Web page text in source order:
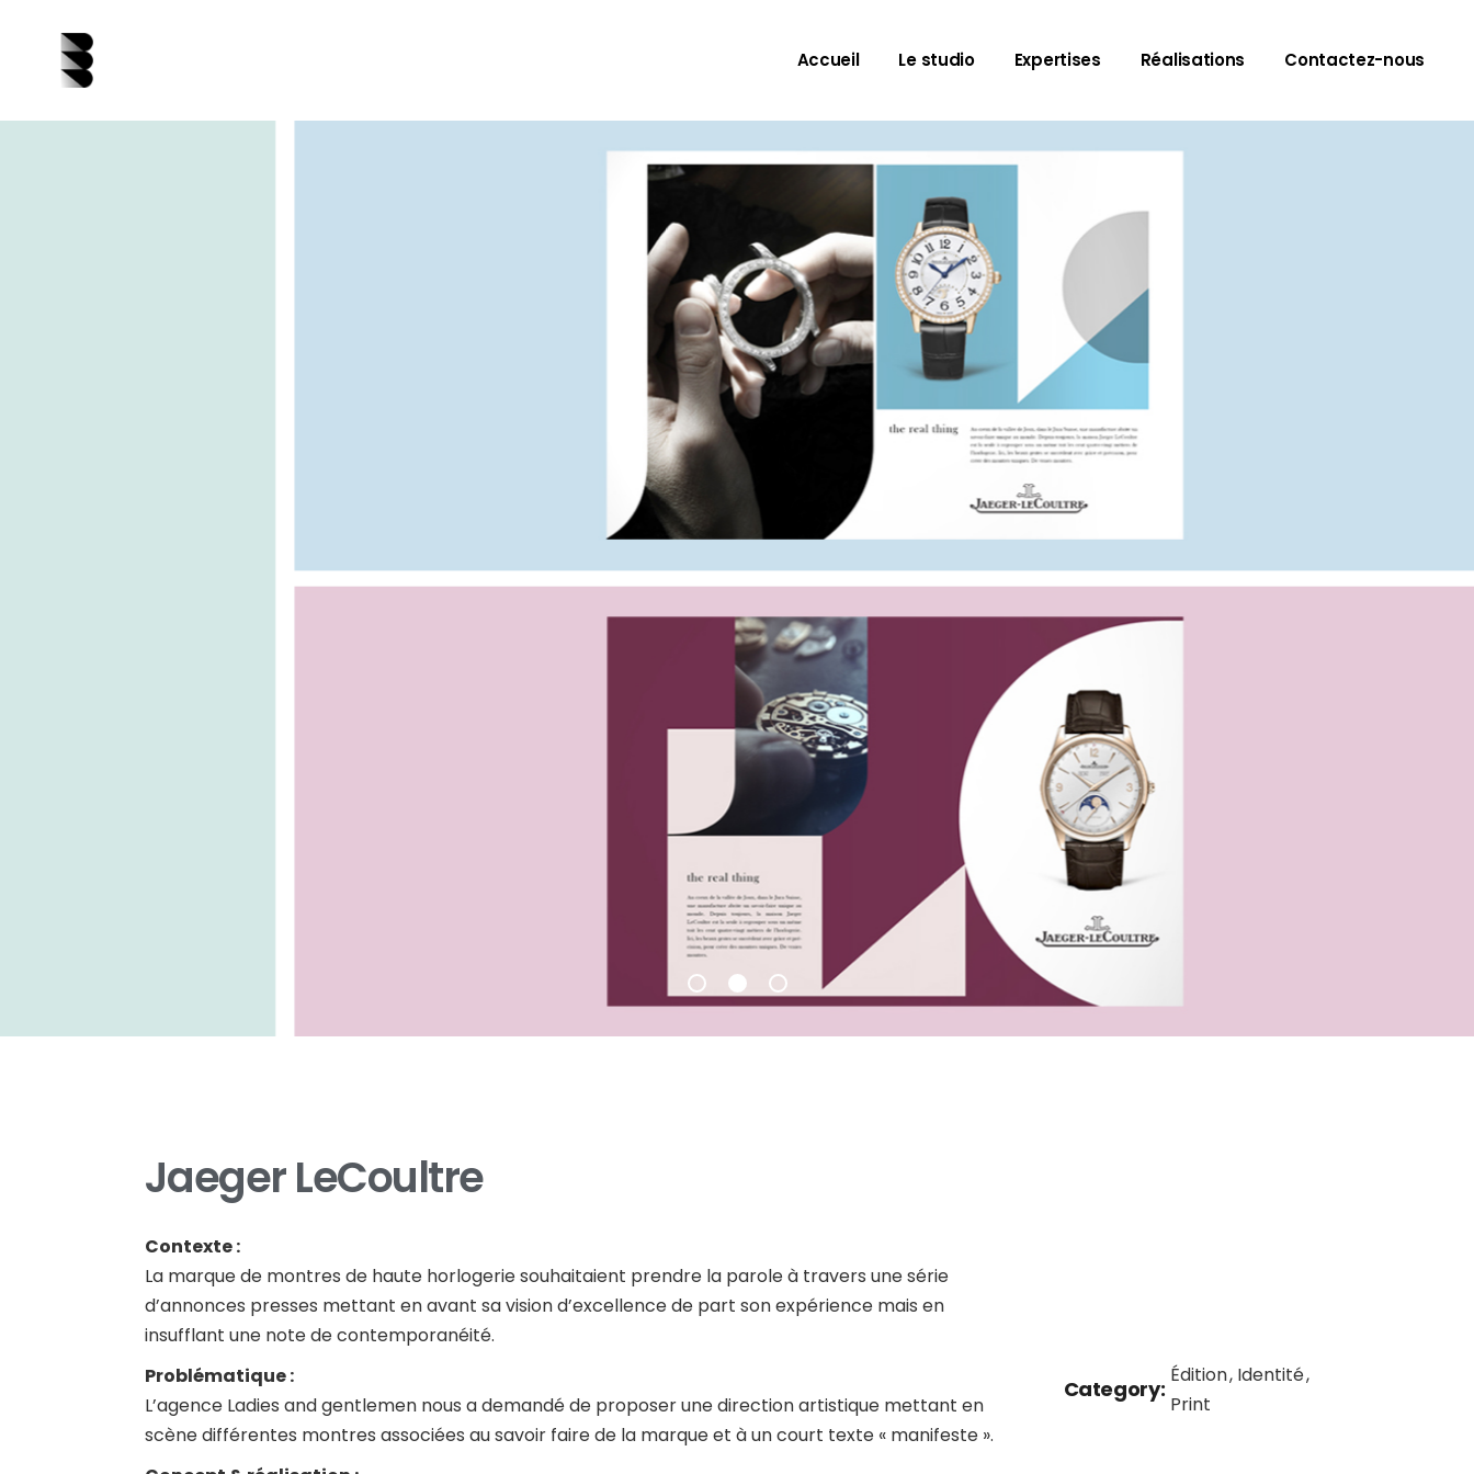
Accueil Le studio Expertises Réalisations Contactez-nous
Jaeger LeCoultre
Contexte :
La marque de montres de haute horlogerie souhaitaient prendre la parole à travers une série
d’annonces presses mettant en avant sa vision d’excellence de part son expérience mais en
insufflant une note de contemporanéité.
Problématique :
L’agence Ladies and gentlemen nous a demandé de proposer une direction artistique mettant en
scène différentes montres associées au savoir faire de la marque et à un court texte « manifeste ».
Category:
Édition Identité
Print